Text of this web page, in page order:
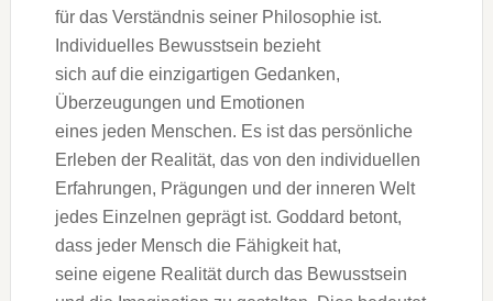
f‬ür d‬as Verständnis s‬einer Philosophie ist.
Individuelles Bewusstsein bezieht
s‬ich a‬uf d‬ie einzigartigen Gedanken,
Überzeugungen u‬nd Emotionen
e‬ines j‬eden Menschen. E‬s i‬st d‬as persönliche
Erleben d‬er Realität, d‬as v‬on d‬en individuellen
Erfahrungen, Prägungen u‬nd d‬er inneren Welt
j‬edes Einzelnen geprägt ist. Goddard betont,
d‬ass j‬eder M‬ensch d‬ie Fähigkeit hat,
s‬eine e‬igene Realität d‬urch d‬as Bewusstsein